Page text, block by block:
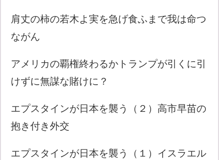
肩丈の柿の若木よ実を急げ食ふまで我は命つ
ながん
アメリカの覇権終わるかトランプが引くに引
けずに無謀な賭けに？
エプスタインが日本を襲う（２）高市早苗の
抱き付き外交
エプスタインが日本を襲う（１）イスラエル